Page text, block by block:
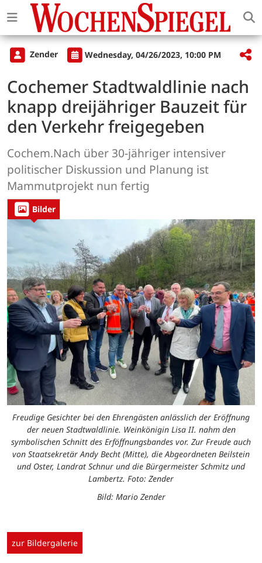
Zender Wednesday, 04/26/2023, 10:00 PM
Cochemer Stadtwaldlinie nach
knapp dreijähriger Bauzeit für
den Verkehr freigegeben
Cochem.Nach über 30-jähriger intensiver
politischer Diskussion und Planung ist
Mammutprojekt nun fertig
Bilder
Freudige Gesichter bei den Ehrengästen anlässlich der Eröffnung
der neuen Stadtwaldlinie. Weinkönigin Lisa II. nahm den
symbolischen Schnitt des Erföffnungsbandes vor. Zur Freude auch
von Staatsekretär Andy Becht (Mitte), die Abgeordneten Beilstein
und Oster, Landrat Schnur und die Bürgermeister Schmitz und
Lambertz. Foto: Zender
Bild: Mario Zender
zur Bildergalerie